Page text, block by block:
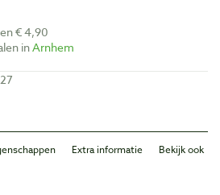
€ 4,90
inArnhem
Extra informatie Bekijk ook